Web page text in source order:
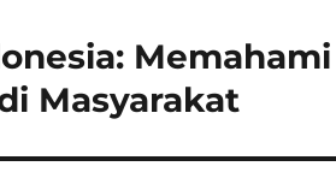
Masyarakat